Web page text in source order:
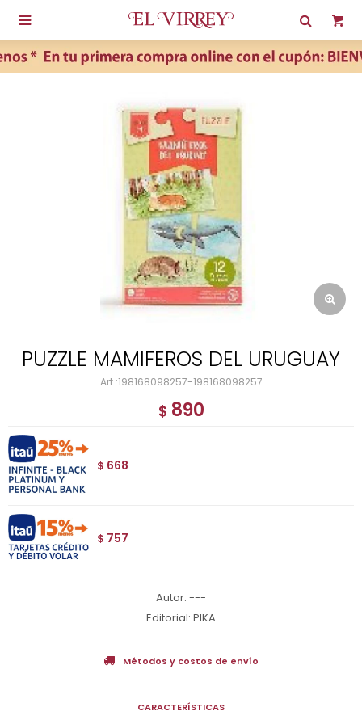

PUZZLE MAMIFEROS DEL URUGUAY
198168098257-198168098257
$ 890
$ 668
$ 757
Autor: ---
Editorial: PIKA
Métodos y costos de envío
CARACTERÍSTICAS